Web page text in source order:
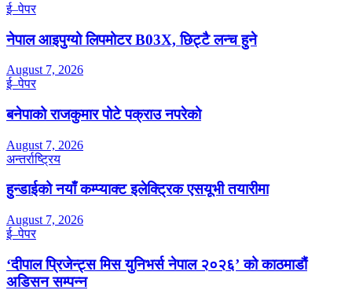
ई–पेपर
नेपाल आइपुग्यो लिपमोटर B03X, छिट्टै लन्च हुने
August 7, 2026
ई–पेपर
बनेपाको राजकुमार पोटे पक्राउ नपरेको
August 7, 2026
अन्तर्राष्ट्रिय
हुन्डाईको नयाँ कम्प्याक्ट इलेक्ट्रिक एसयूभी तयारीमा
August 7, 2026
ई–पेपर
‘दीपाल प्रिजेन्ट्स मिस युनिभर्स नेपाल २०२६’ को काठमाडौं
अडिसन सम्पन्न